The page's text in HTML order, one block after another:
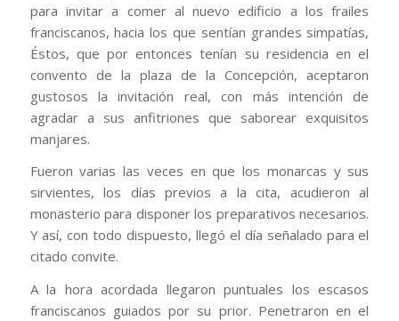
para invitar a comer al nuevo edificio a los frailes
franciscanos, hacia los que sentían grandes simpatías,
Éstos, que por entonces tenían su residencia en el
convento de la plaza de la Concepción, aceptaron
gustosos la invitación real, con más intención de
agradar a sus anfitriones que saborear exquisitos
manjares.
Fueron varias las veces en que los monarcas y sus
sirvientes, los días previos a la cita, acudieron al
monasterio para disponer los preparativos necesarios.
Y así, con todo dispuesto, llegó el día señalado para el
citado convite.
A la hora acordada llegaron puntuales los escasos
franciscanos guiados por su prior. Penetraron en el